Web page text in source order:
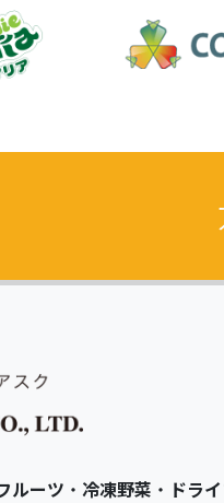
ルーツ ・ 冷凍野菜 ・ ドラ